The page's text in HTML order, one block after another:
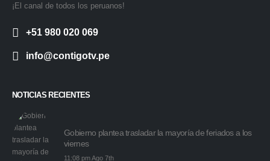
¡El canal de todos los peruanos!
+51 980 020 069
info@contigotv.pe
NOTICIAS RECIENTES
Gobierno plantea trasladar la mayoría de feriados a los
viernes
11:08 pm Ago 7th